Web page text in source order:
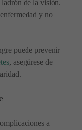
ladrón de la visión.
y no
puede prevenir
, asegúrese de
a